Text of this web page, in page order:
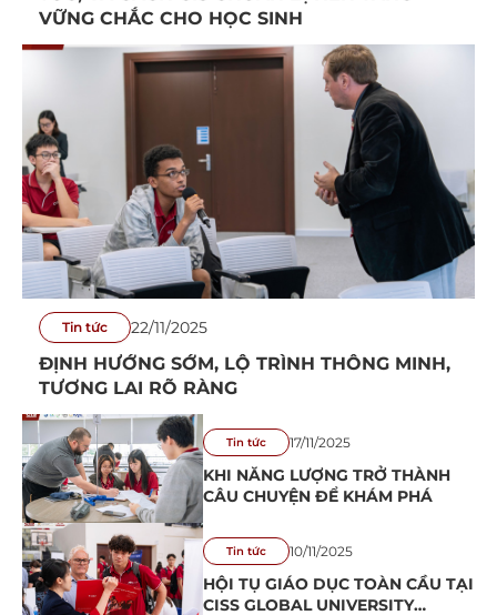
VỮNG CHẮC CHO HỌC SINH
Tin tức 22/11/2025
ĐỊNH HƯỚNG SỚM, LỘ TRÌNH THÔNG MINH,
TƯƠNG LAI RÕ RÀNG
Tin tức 17/11/2025
KHI NĂNG LƯỢNG TRỞ THÀNH
CÂU CHUYỆN ĐỂ KHÁM PHÁ
Tin tức 10/11/2025
HỘI TỤ GIÁO DỤC TOÀN CẦU TẠI
CISS GLOBAL UNIVERSITY